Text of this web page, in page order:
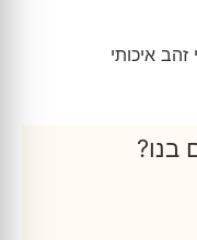
בנו?